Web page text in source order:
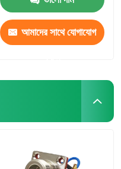
আমাদের সাথে যোগাযোগ